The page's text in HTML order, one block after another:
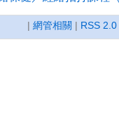
| 網管相關 | RSS